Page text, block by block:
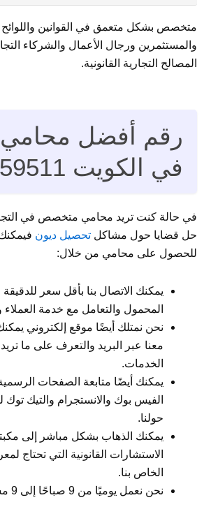
متخصص بشكل متعمق في القوانين
والمستثمرين ورجال الأعمال والشركاء
المصالح التجارية القانونية.
رقم أفضل محامي
في الكويت 94959511
في حالة كنت تريد محامي متخصص في
حل قضايا حول مشاكل تحصيل ديون
للحصول على محامي من خلال:
يمكنك الاتصال بنا بأقل سعر
المحمول والتعامل مع خدمة
نحن نمتلك أيضًا موقع إلكتروني
معنا عبر البريد والتعرف على ما
الخدمات.
يمكنك أيضًا متابعة الصفحات
الفيس بوك والانستجرام والتيك
حولنا.
يمكنك الذهاب بشكل مباشر إلى
الاستشارات القانونية التي تحتاج
الخاص بنا.
نحن نعمل يوميًا من 9 صباحًا إلى 9 مساءًا.